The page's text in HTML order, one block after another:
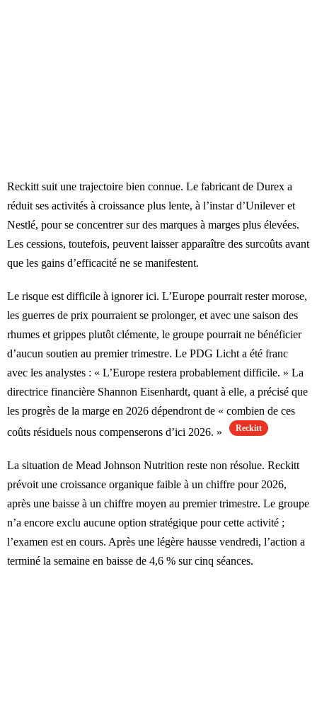
Reckitt suit une trajectoire bien connue. Le fabricant de Durex a
réduit ses activités à croissance plus lente, à l’instar d’Unilever et
Nestlé, pour se concentrer sur des marques à marges plus élevées.
Les cessions, toutefois, peuvent laisser apparaître des surcoûts avant
que les gains d’efficacité ne se manifestent.
Le risque est difficile à ignorer ici. L’Europe pourrait rester morose,
les guerres de prix pourraient se prolonger, et avec une saison des
rhumes et grippes plutôt clémente, le groupe pourrait ne bénéficier
d’aucun soutien au premier trimestre. Le PDG Licht a été franc
avec les analystes : « L’Europe restera probablement difficile. » La
directrice financière Shannon Eisenhardt, quant à elle, a précisé que
les progrès de la marge en 2026 dépendront de « combien de ces
coûts résiduels nous compenserons d’ici 2026. »
Reckitt
La situation de Mead Johnson Nutrition reste non résolue. Reckitt
prévoit une croissance organique faible à un chiffre pour 2026,
après une baisse à un chiffre moyen au premier trimestre. Le groupe
n’a encore exclu aucune option stratégique pour cette activité ;
l’examen est en cours. Après une légère hausse vendredi, l’action a
terminé la semaine en baisse de 4,6 % sur cinq séances.